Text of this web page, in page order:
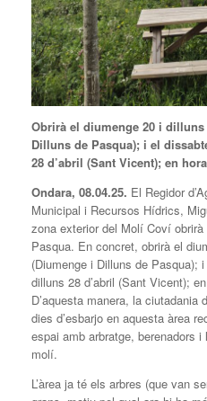
Obrirà el diumenge 20 i dilluns
Dilluns de Pasqua); i el
28 d’abril (Sant Vicent); en
Ondara, 08.04.25. El Regidor
Municipal i Recursos Hídrics,
zona exterior del Molí Coví
Pasqua. En concret, obrirà el
(Diumenge i Dilluns de Pasqua);
dilluns 28 d’abril (Sant Vicent);
D’aquesta manera, la ciutadania
dies d’esbarjo en aquesta àrea
espai amb arbratge, berenadors
molí.
L’àrea ja té els arbres (que van